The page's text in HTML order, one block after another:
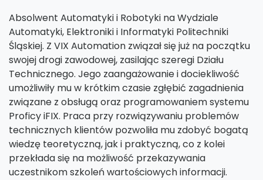
Absolwent Automatyki i Robotyki na Wydziale
Automatyki, Elektroniki i Informatyki Politechniki
Śląskiej. Z VIX Automation związał się już na początku
swojej drogi zawodowej, zasilając szeregi Działu
Technicznego. Jego zaangażowanie i dociekliwość
umożliwiły mu w krótkim czasie zgłębić zagadnienia
związane z obsługą oraz programowaniem systemu
Proficy iFIX. Praca przy rozwiązywaniu problemów
technicznych klientów pozwoliła mu zdobyć bogatą
wiedzę teoretyczną, jak i praktyczną, co z kolei
przekłada się na możliwość przekazywania
uczestnikom szkoleń wartościowych informacji.